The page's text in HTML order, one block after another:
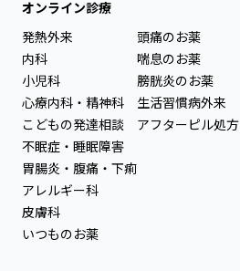
オンライン診療
発熱外来
内科
小児科
心療内科・精神科
こどもの発達相談
不眠症・睡眠障害
胃腸炎・腹痛・下痢
アレルギー科
皮膚科
いつものお薬
頭痛のお薬
喘息のお薬
膀胱炎のお薬
生活習慣病外来
アフターピル処方